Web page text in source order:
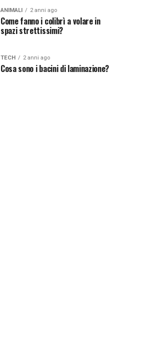
ANIMALI 2 anni ago
Come fanno i colibrì a volare in
spazi strettissimi?
TECH 2 anni ago
Cosa sono i bacini di laminazione?